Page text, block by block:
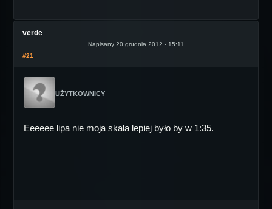
verde
Napisany 20 grudnia 2012 - 15:11
#21
UŻYTKOWNICY
Eeeeee lipa nie moja skala lepiej było by w 1:35.